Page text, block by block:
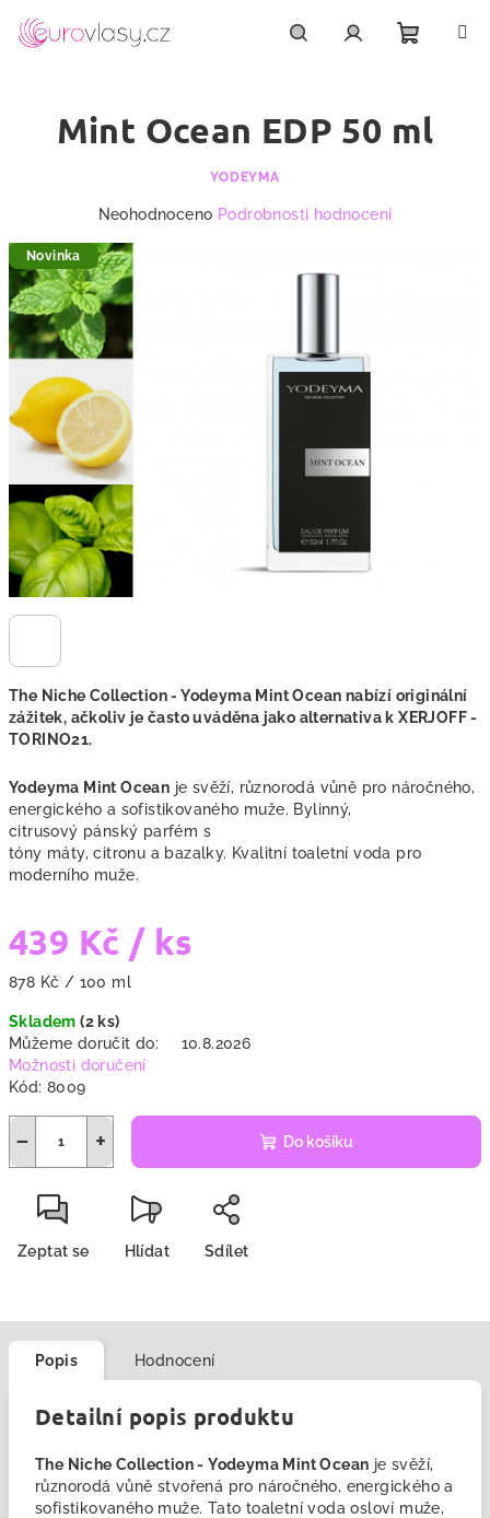
obsah
košík
The Niche Collection - Yodeyma Mint Ocean nabízí originální
zážitek, ačkoliv je často uváděna jako alternativa k XERJOFF -
TORINO21.
Yodeyma Mint Ocean je svěží, různorodá vůně pro náročného,
energického a sofistikovaného muže. Bylinný,
citrusový pánský parfém s
tóny máty, citronu a bazalky. Kvalitní toaletní voda pro
moderního muže.
439 Kč / ks
Měrná
878 Kč / 100 ml
Skladem(2 ks)
Můžeme doručit do:
10.8.2026
Možnosti doručení
Kód: 8009
+
− Do košíku
Zeptat se Hlídat Sdílet
Mint Ocean EDP 50 ml
YODEYMA
produktu
je
0,0
z
5
Neohodnoceno Podrobnosti hodnocení
Novinka
Popis Hodnocení
Detailní popis produktu
The Niche Collection -Yodeyma Mint Ocean je svěží,
různorodá vůně stvořená pro náročného, energického a
sofistikovaného muže. Tato toaletní voda osloví muže,